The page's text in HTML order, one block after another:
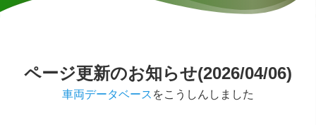
ページ更新のお知らせ(2026/04/06)
車両データベース をこうしんしました